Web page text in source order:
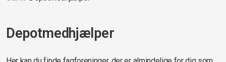
Depotmedhjælper